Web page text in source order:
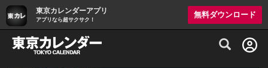
東京カレンダーアプリ
アプリなら超サクサク！
無料ダウンロード
グルメ情報・プレミアムレストラン予約